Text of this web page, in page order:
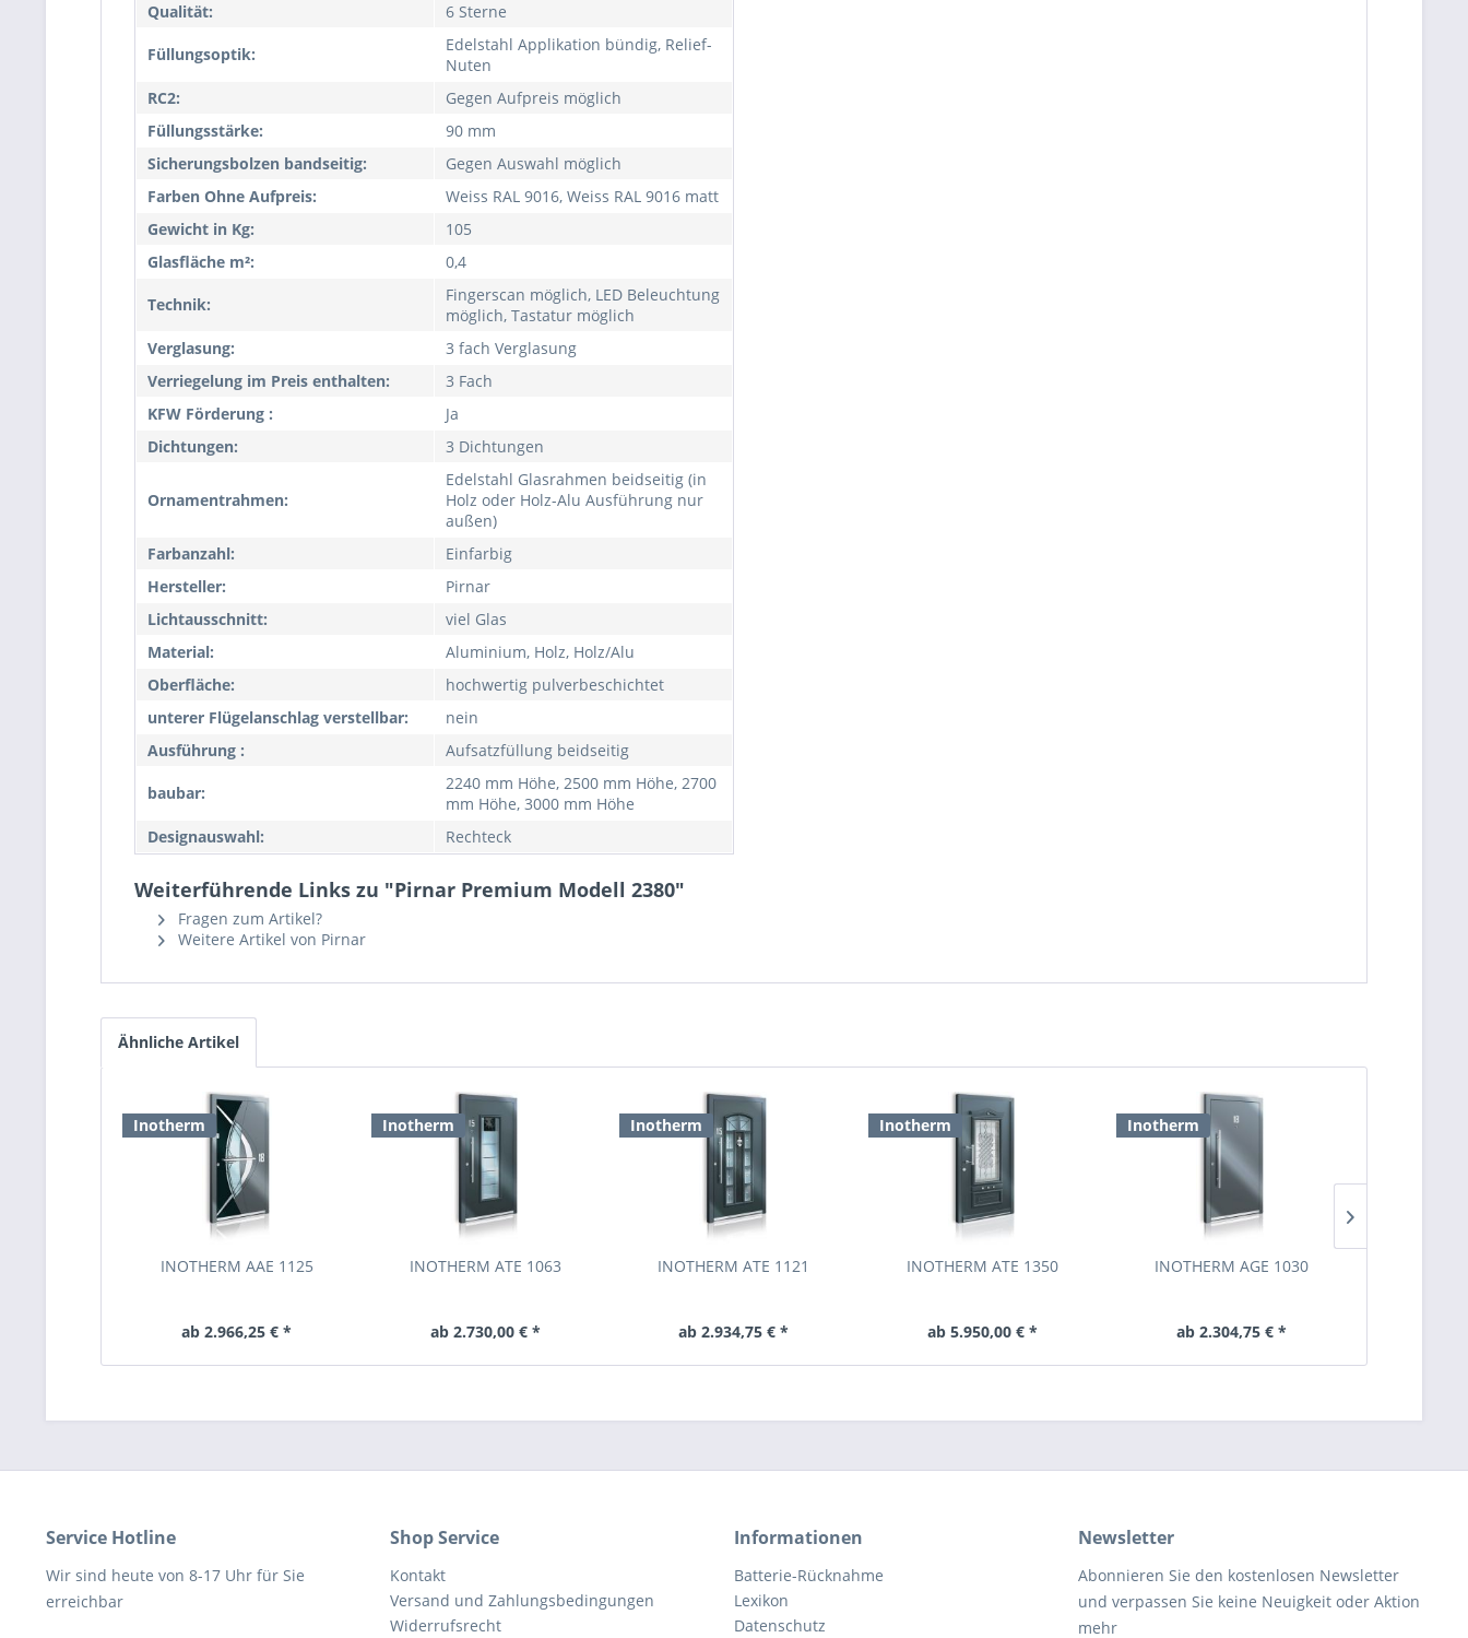
Qualität:
6 Sterne
Füllungsoptik:
Edelstahl Applikation bündig, Relief-
Nuten
RC2:
Gegen Aufpreis möglich
Füllungsstärke:
90 mm
Sicherungsbolzen bandseitig:
Gegen Auswahl möglich
Farben Ohne Aufpreis:
Weiss RAL 9016, Weiss RAL 9016 matt
Gewicht in Kg:
105
Glasfläche m²:
0,4
Technik:
Fingerscan möglich, LED Beleuchtung
möglich, Tastatur möglich
Verglasung:
3 fach Verglasung
Verriegelung im Preis enthalten:
3 Fach
KFW Förderung :
Ja
Dichtungen:
3 Dichtungen
Ornamentrahmen:
Edelstahl Glasrahmen beidseitig (in
Holz oder Holz-Alu Ausführung nur
außen)
Farbanzahl:
Einfarbig
Hersteller:
Pirnar
Lichtausschnitt:
viel Glas
Material:
Aluminium, Holz, Holz/Alu
Oberfläche:
hochwertig pulverbeschichtet
unterer Flügelanschlag verstellbar:
nein
Ausführung :
Aufsatzfüllung beidseitig
baubar:
2240 mm Höhe, 2500 mm Höhe, 2700
mm Höhe, 3000 mm Höhe
Designauswahl:
Rechteck
Weiterführende Links zu "Pirnar Premium Modell 2380"
Fragen zum Artikel?
Weitere Artikel von Pirnar
Ähnliche Artikel
Inotherm
INOTHERM AAE 1125
ab 2.966,25 € *
Inotherm
INOTHERM ATE 1063
ab 2.730,00 € *
Inotherm
INOTHERM ATE 1121
ab 2.934,75 € *
Inotherm
INOTHERM ATE 1350
ab 5.950,00 € *
Inotherm
INOTHERM AGE 1030
ab 2.304,75 € *
Service Hotline
Wir sind heute von 8-17 Uhr für Sie
erreichbar
Shop Service
Kontakt
Versand und Zahlungsbedingungen
Widerrufsrecht
Informationen
Batterie-Rücknahme
Lexikon
Datenschutz
Newsletter
Abonnieren Sie den kostenlosen Newsletter
und verpassen Sie keine Neuigkeit oder Aktion
mehr